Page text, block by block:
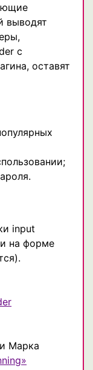
выводят
с
оставят
input
на форме
Марка